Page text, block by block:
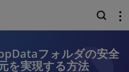
フォルダの安全
を実現する方法